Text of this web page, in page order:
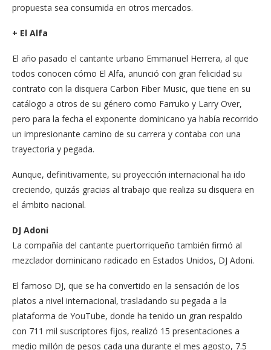
propuesta sea consumida en otros mercados.
+ El Alfa
El año pasado el cantante urbano Emmanuel Herrera, al que
todos conocen cómo El Alfa, anunció con gran felicidad su
contrato con la disquera Carbon Fiber Music, que tiene en su
catálogo a otros de su género como Farruko y Larry Over,
pero para la fecha el exponente dominicano ya había recorrido
un impresionante camino de su carrera y contaba con una
trayectoria y pegada.
Aunque, definitivamente, su proyección internacional ha ido
creciendo, quizás gracias al trabajo que realiza su disquera en
el ámbito nacional.
DJ Adoni
La compañía del cantante puertorriqueño también firmó al
mezclador dominicano radicado en Estados Unidos, DJ Adoni.
El famoso DJ, que se ha convertido en la sensación de los
platos a nivel internacional, trasladando su pegada a la
plataforma de YouTube, donde ha tenido un gran respaldo
con 711 mil suscriptores fijos, realizó 15 presentaciones a
medio millón de pesos cada una durante el mes agosto, 7.5